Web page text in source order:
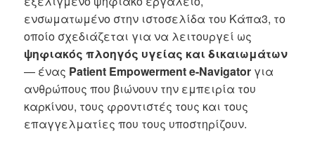
ενσωματωμένο στην ιστοσελίδα του Κάπα3, το
οποίο σχεδιάζεται για να λειτουργεί ως
ψηφιακός πλοηγός υγείας και δικαιωμάτων
— ένας Patient Empowerment e-Navigator για
ανθρώπους που βιώνουν την εμπειρία του
καρκίνου, τους φροντιστές τους και τους
επαγγελματίες που τους υποστηρίζουν.